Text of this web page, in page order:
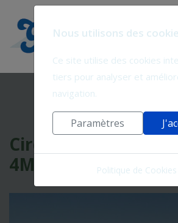
Circuit 4 jours Mont
4ML-6
Nous utilisons des
Ce site utilise des cookies
tiers pour analyser et
navigation.
Paramètres
Politique de Cookies